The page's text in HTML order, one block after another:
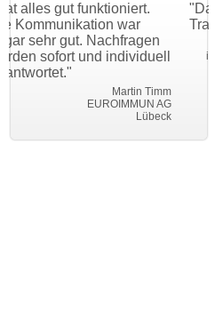
war
individuell
"Danke für den
Transfer und guten
i can eckert